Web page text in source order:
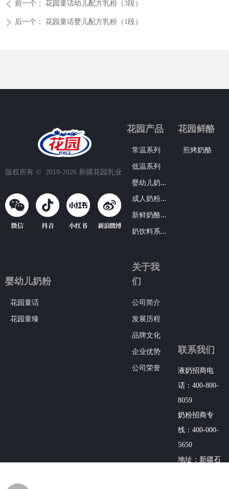
ꄴ 前一个： 花园童话幼儿配方乳粉（3段）
ꄲ 后一个： 花园童话婴儿配方乳粉（1段）
版权所有 ©  2019-2026 新疆花园乳业
联系我们
液奶招商电
话：400-800-
8059
奶粉招商专
线：400-000-
5650
地址：新疆石
常温系列
低温系列
婴
幼儿奶粉系列
成
人奶粉系列
新
鲜奶酪系列
奶
饮料系列
花园产品 花园鲜酪
煎烤奶酪
婴幼儿奶粉
花园童话
花园童臻
关于我
们
公司简介
发展历程
品牌文化
企业优势
公司荣誉